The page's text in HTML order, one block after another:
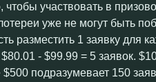
чтобы участвовать в
уже не могут быть
разместить 1 заявку для
- $99.99 = 5 заявок.
подразумевает 150